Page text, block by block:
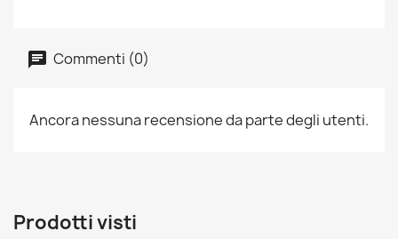
Commenti (0)
Ancora nessuna recensione da parte degli utenti.
Prodotti visti